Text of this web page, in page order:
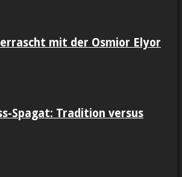
mit der Osmior Elyor
Spagat: Tradition versus